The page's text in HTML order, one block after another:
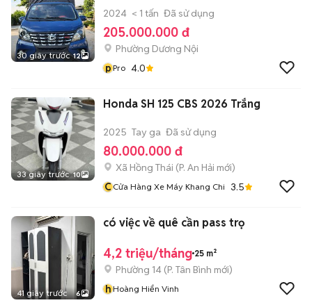
30 giây trước 12
2024 < 1 tấn Đã sử dụng
205.000.000 đ
Phường Dương Nội
pPro 4.0
33 giây trước 10
Honda SH 125 CBS 2026 Trắng
2025 Tay ga Đã sử dụng
80.000.000 đ
Xã Hồng Thái (P. An Hải mới)
CCửa Hàng Xe Máy Khang Chi 3.5
41 giây trước 6
có việc về quê cần pass trọ
4,2 triệu/tháng 25 m²
Phường 14 (P. Tân Bình mới)
hHoàng Hiển Vinh